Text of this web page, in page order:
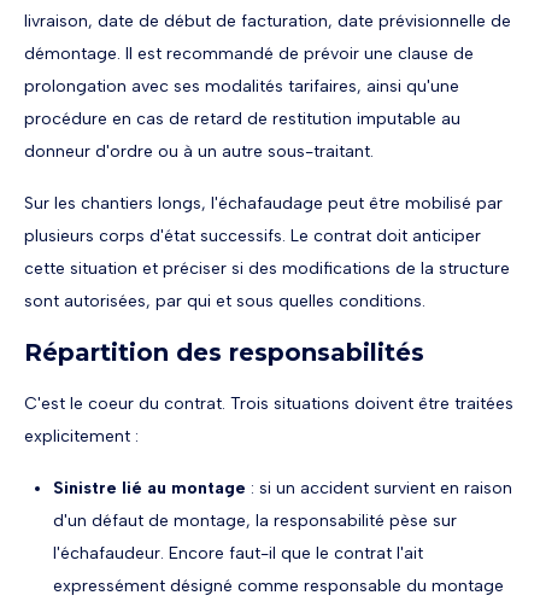
livraison, date de début de facturation, date prévisionnelle de
démontage. Il est recommandé de prévoir une clause de
prolongation avec ses modalités tarifaires, ainsi qu'une
procédure en cas de retard de restitution imputable au
donneur d'ordre ou à un autre sous-traitant.
Sur les chantiers longs, l'échafaudage peut être mobilisé par
plusieurs corps d'état successifs. Le contrat doit anticiper
cette situation et préciser si des modifications de la structure
sont autorisées, par qui et sous quelles conditions.
Répartition des responsabilités
C'est le coeur du contrat. Trois situations doivent être traitées
explicitement :
Sinistre lié au montage : si un accident survient en raison
d'un défaut de montage, la responsabilité pèse sur
l'échafaudeur. Encore faut-il que le contrat l'ait
expressément désigné comme responsable du montage